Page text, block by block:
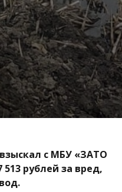
с МБУ «ЗАТО
рублей за вред,